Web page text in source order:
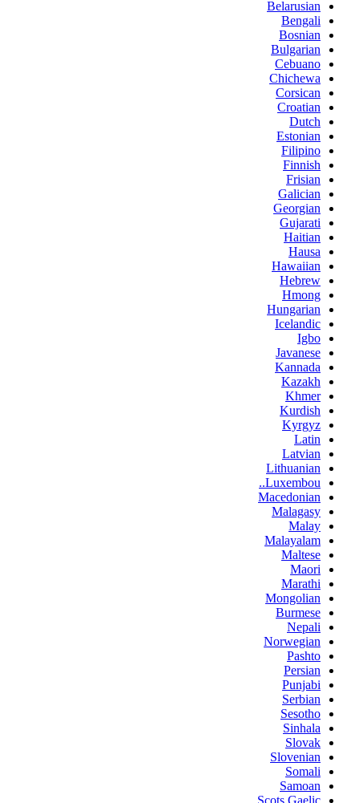
Belarusian
Bengali
Bosnian
Bulgarian
Cebuano
Chichewa
Corsican
Croatian
Dutch
Estonian
Filipino
Finnish
Frisian
Galician
Georgian
Gujarati
Haitian
Hausa
Hawaiian
Hebrew
Hmong
Hungarian
Icelandic
Igbo
Javanese
Kannada
Kazakh
Khmer
Kurdish
Kyrgyz
Latin
Latvian
Lithuanian
Luxembou..
Macedonian
Malagasy
Malay
Malayalam
Maltese
Maori
Marathi
Mongolian
Burmese
Nepali
Norwegian
Pashto
Persian
Punjabi
Serbian
Sesotho
Sinhala
Slovak
Slovenian
Somali
Samoan
Scots Gaelic